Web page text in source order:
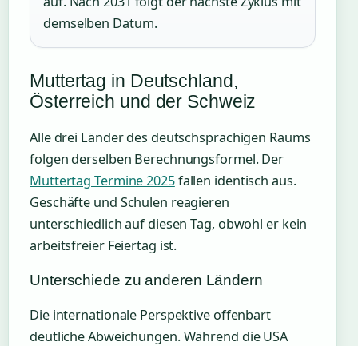
demselben Datum.
Muttertag in Deutschland,
Österreich und der Schweiz
Alle drei Länder des deutschsprachigen Raums
folgen derselben Berechnungsformel. Der
Muttertag Termine 2025fallen identisch aus.
Geschäfte und Schulen reagieren
unterschiedlich auf diesen Tag, obwohl er kein
arbeitsfreier Feiertag ist.
Unterschiede zu anderen Ländern
Die internationale Perspektive offenbart
deutliche Abweichungen. Während die USA